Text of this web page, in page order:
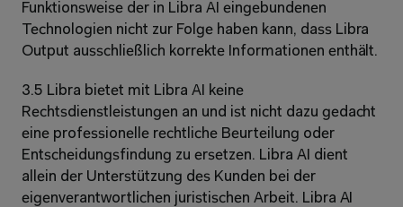
Funktionsweise der in Libra AI eingebundenen
Technologien nicht zur Folge haben kann, dass Libra
Output ausschließlich korrekte Informationen enthält.
3.5 Libra bietet mit Libra AI keine
Rechtsdienstleistungen an und ist nicht dazu gedacht
eine professionelle rechtliche Beurteilung oder
Entscheidungsfindung zu ersetzen. Libra AI dient
allein der Unterstützung des Kunden bei der
eigenverantwortlichen juristischen Arbeit. Libra AI